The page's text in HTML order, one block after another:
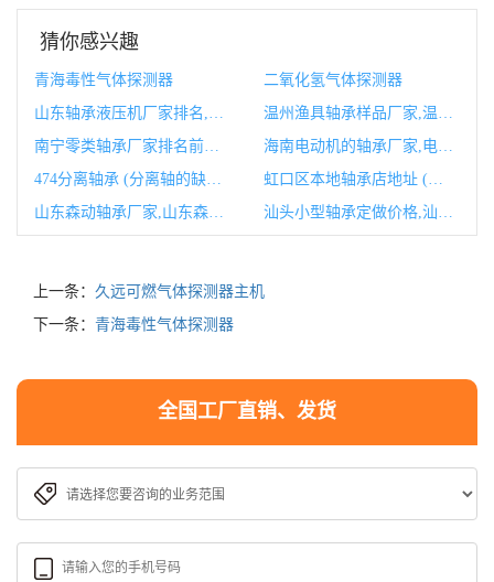
猜你感兴趣
青海毒性气体探测器
二氧化氢气体探测器
海南电动机的轴承厂家,电动机轴承松动
虹口区本地轴承店地址 (虹口区整体规划)
上一条： 久远可燃气体探测器主机
下一条： 青海毒性气体探测器
全国工厂直销、发货